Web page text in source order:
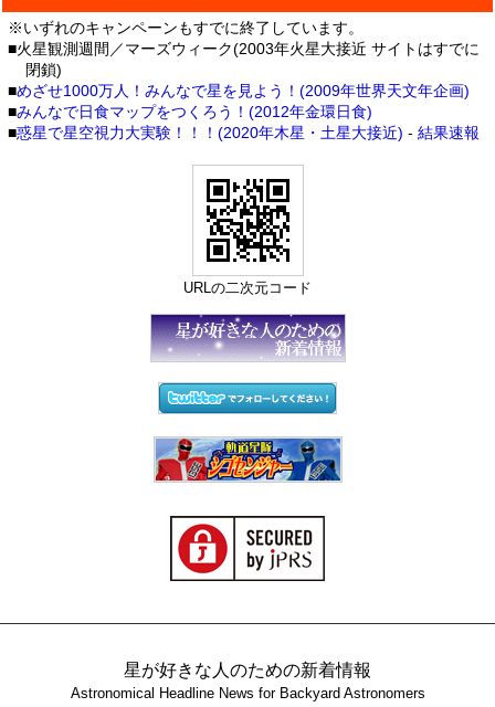
※いずれのキャンペーンもすでに終了しています。
■火星観測週間／マーズウィーク(2003年火星大接近 サイトはすでに
閉鎖)
■めざせ1000万人！みんなで星を見よう！(2009年世界天文年企画)
■みんなで日食マップをつくろう！(2012年金環日食)
■惑星で星空視力大実験！！！(2020年木星・土星大接近) - 結果速報
URLの二次元コード
星が好きな人のための新着情報
Astronomical Headline News for Backyard Astronomers